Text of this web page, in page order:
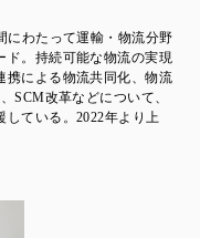
にわたって運輸・物流分野
ド。持続可能な物流の実現
携による物流共同化、物流
SCM改革などについて、
ている。2022年より上